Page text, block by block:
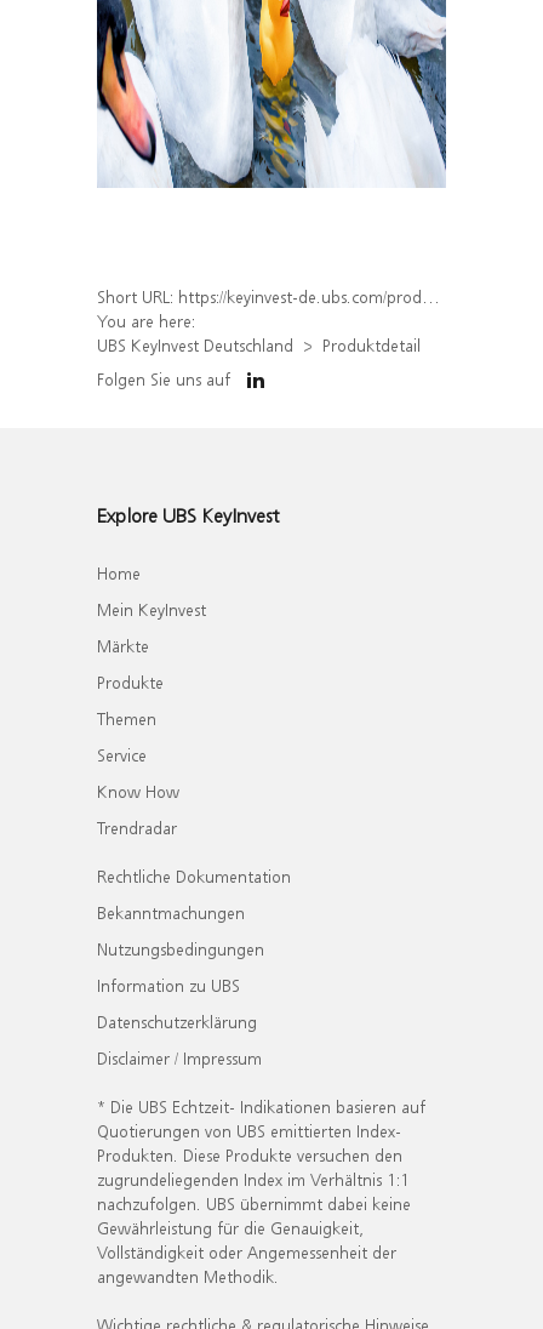
Short URL: https://keyinvest-de.ubs.com/produkt/detail/index/isin/DE000WA61979
You are here:
UBS KeyInvest Deutschland
Produktdetail
Folgen Sie uns auf
Explore UBS KeyInvest
Home
Mein KeyInvest
Märkte
Produkte
Themen
Service
Know How
Trendradar
Rechtliche Dokumentation
Bekanntmachungen
Nutzungsbedingungen
Information zu UBS
Datenschutzerklärung
Disclaimer / Impressum
* Die UBS Echtzeit- Indikationen basieren auf
Quotierungen von UBS emittierten Index-
Produkten. Diese Produkte versuchen den
zugrundeliegenden Index im Verhältnis 1:1
nachzufolgen. UBS übernimmt dabei keine
Gewährleistung für die Genauigkeit,
Vollständigkeit oder Angemessenheit der
angewandten Methodik.